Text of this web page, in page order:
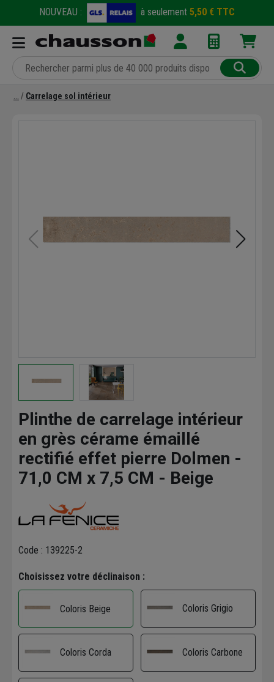
NOUVEAU : à seulement 5,50 € TTC
Carrelage sol intérieur
Plinthe de carrelage intérieur
en grès cérame émaillé
rectifié effet pierre Dolmen -
71,0 CM x 7,5 CM - Beige
Code : 139225-2
Choisissez votre déclinaison :
Coloris Beige Coloris Grigio
Coloris Corda Coloris Carbone